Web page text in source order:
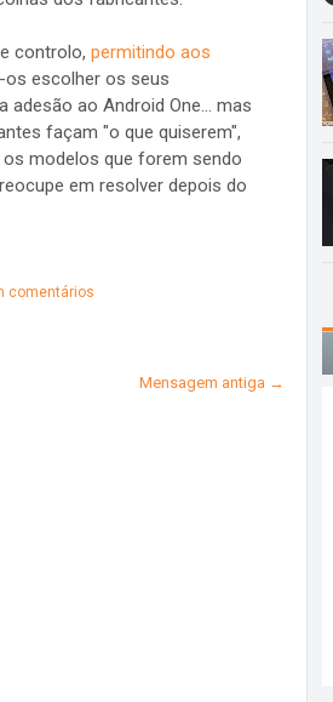
controlo, permitindo aos
os escolher os seus
ao Android One... mas
façam "o que quiserem",
modelos que forem sendo
em resolver depois do
comentários
Mensagem antiga →